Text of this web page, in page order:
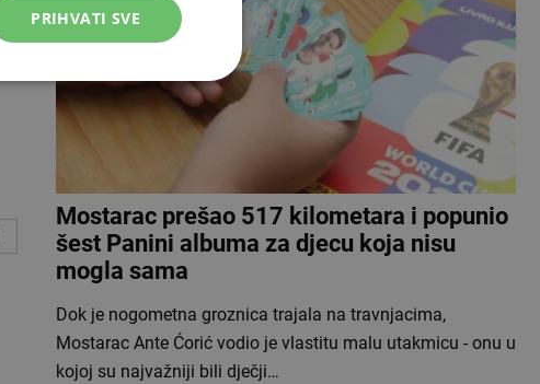
Mostarac prešao 517 kilometara i popunio
šest Panini albuma za djecu koja nisu
mogla sama
Dok je nogometna groznica trajala na travnjacima,
Mostarac Ante Ćorić vodio je vlastitu malu utakmicu - onu u
kojoj su najvažniji bili dječji…
PRIHVATI SVE